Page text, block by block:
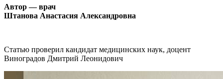
Автор — врач
Штанова Анастасия Александровна
Статью проверил кандидат медицинских наук, доцент
Виноградов Дмитрий Леонидович